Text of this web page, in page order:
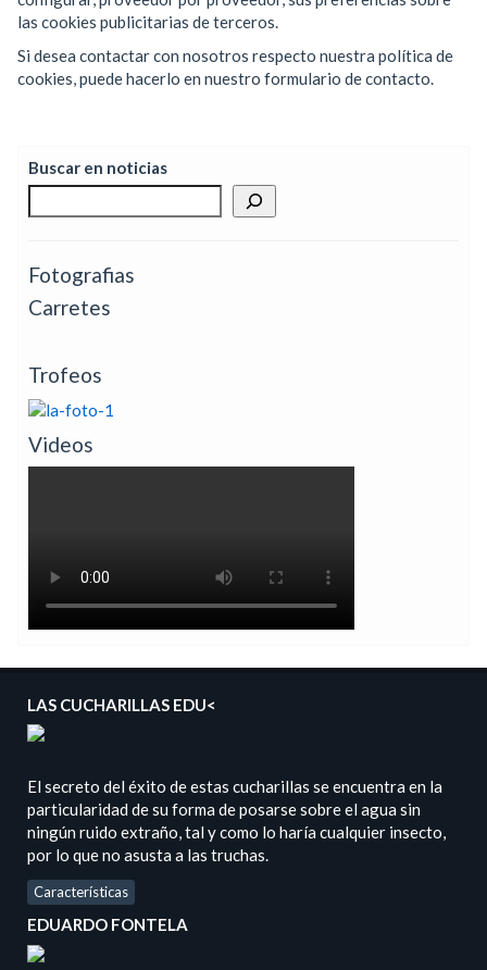
las cookies publicitarias de terceros.
Si desea contactar con nosotros respecto nuestra política de
cookies, puede hacerlo en nuestro formulario de contacto.
Buscar en noticias
Fotografias
Carretes
Trofeos
Videos
LAS CUCHARILLAS EDU<
El secreto del éxito de estas cucharillas se encuentra en la
particularidad de su forma de posarse sobre el agua sin
ningún ruido extraño, tal y como lo haría cualquier insecto,
por lo que no asusta a las truchas.
Características
EDUARDO FONTELA